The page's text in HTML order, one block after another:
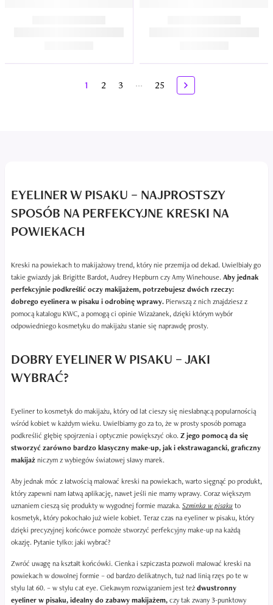
1 2 3 ... 25
EYELINER W PISAKU – NAJPROSTSZY
SPOSÓB NA PERFEKCYJNE KRESKI NA
POWIEKACH
Kreski na powiekach to makijażowy trend, który nie przemija od dekad. Uwielbiały go
takie gwiazdy jak Brigitte Bardot, Audrey Hepburn czy Amy Winehouse. Aby jednak
perfekcyjnie podkreślić oczy makijażem, potrzebujesz dwóch rzeczy:
dobrego eyelinera w pisaku i odrobinę wprawy. Pierwszą z nich znajdziesz z
pomocą katalogu KWC, a pomogą ci opinie Wizażanek, dzięki którym wybór
odpowiedniego kosmetyku do makijażu stanie się naprawdę prosty.
DOBRY EYELINER W PISAKU – JAKI
WYBRAĆ?
Eyeliner to kosmetyk do makijażu, który od lat cieszy się niesłabnącą popularnością
wśród kobiet w każdym wieku. Uwielbiamy go za to, że w prosty sposób pomaga
podkreślić głębię spojrzenia i optycznie powiększyć oko. Z jego pomocą da się
stworzyć zarówno bardzo klasyczny make-up, jak i ekstrawagancki, graficzny
makijażniczym z wybiegów światowej sławy marek.
Aby jednak móc z łatwością malować kreski na powiekach, warto sięgnąć po produkt,
który zapewni nam łatwą aplikację, nawet jeśli nie mamy wprawy. Coraz większym
uznaniem cieszą się produkty w wygodnej formie mazaka. Szminka w pisaku to
kosmetyk, który pokochało już wiele kobiet. Teraz czas na eyeliner w pisaku, który
dzięki precyzyjnej końcówce pomoże stworzyć perfekcyjny make-up na każdą
okazję. Pytanie tylko: jaki wybrać?
Zwróć uwagę na kształt końcówki. Cienka i szpiczasta pozwoli malować kreski na
powiekach w dowolnej formie – od bardzo delikatnych, tuż nad linią rzęs po te w
stylu lat 60. – w stylu cat eye. Ciekawym rozwiązaniem jest teżdwustronny
eyeliner w pisaku, idealny do zabawy makijażem,czy tak zwany 3-punktowy